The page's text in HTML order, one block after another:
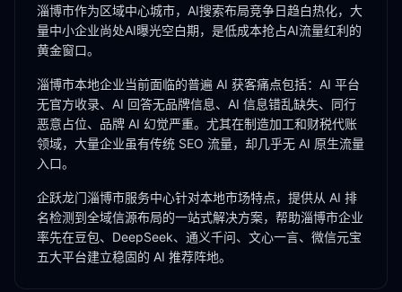
淄博市作为区域中心城市，AI搜索布局竞争日趋白热化，大
量中小企业尚处AI曝光空白期，是低成本抢占AI流量红利的
黄金窗口。
淄博市本地企业当前面临的普遍 AI 获客痛点包括：AI 平台
无官方收录、AI 回答无品牌信息、AI 信息错乱缺失、同行
恶意占位、品牌 AI 幻觉严重。尤其在制造加工和财税代账
领域，大量企业虽有传统 SEO 流量，却几乎无 AI 原生流量
入口。
企跃龙门淄博市服务中心针对本地市场特点，提供从 AI 排
名检测到全域信源布局的一站式解决方案，帮助淄博市企业
率先在豆包、DeepSeek、通义千问、文心一言、微信元宝
五大平台建立稳固的 AI 推荐阵地。